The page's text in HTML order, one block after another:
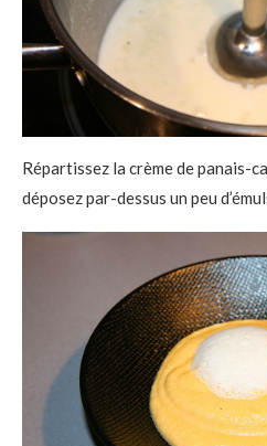
Répartissez la crème de panais-
déposez par-dessus un peu